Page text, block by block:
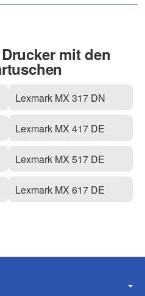
mit den
Lexmark MX 317 DN
Lexmark MX 417 DE
Lexmark MX 517 DE
Lexmark MX 617 DE